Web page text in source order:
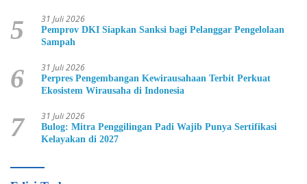
5 31 Juli 2026
Pemprov DKI Siapkan Sanksi bagi Pelanggar Pengelolaan
Sampah
6 31 Juli 2026
Perpres Pengembangan Kewirausahaan Terbit Perkuat
Ekosistem Wirausaha di Indonesia
7 31 Juli 2026
Bulog: Mitra Penggilingan Padi Wajib Punya Sertifikasi
Kelayakan di 2027